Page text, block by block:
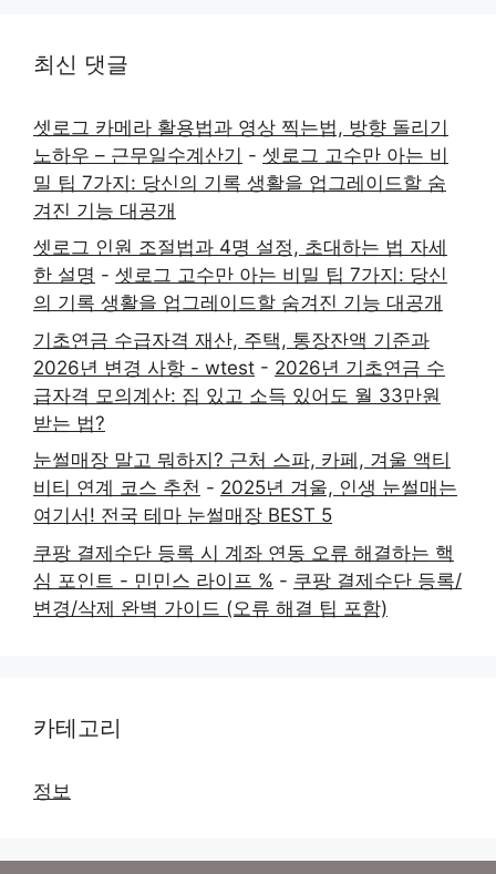
최신 댓글
셋로그 카메라 활용법과 영상 찍는법, 방향 돌리기
노하우 – 근무일수계산기 - 셋로그 고수만 아는 비
밀 팁 7가지: 당신의 기록 생활을 업그레이드할 숨
겨진 기능 대공개
셋로그 인원 조절법과 4명 설정, 초대하는 법 자세
한 설명 - 셋로그 고수만 아는 비밀 팁 7가지: 당신
의 기록 생활을 업그레이드할 숨겨진 기능 대공개
기초연금 수급자격 재산, 주택, 통장잔액 기준과
2026년 변경 사항 - wtest - 2026년 기초연금 수
급자격 모의계산: 집 있고 소득 있어도 월 33만원
받는 법?
눈썰매장 말고 뭐하지? 근처 스파, 카페, 겨울 액티
비티 연계 코스 추천 - 2025년 겨울, 인생 눈썰매는
여기서! 전국 테마 눈썰매장 BEST 5
쿠팡 결제수단 등록 시 계좌 연동 오류 해결하는 핵
심 포인트 - 민민스 라이프 % - 쿠팡 결제수단 등록/
변경/삭제 완벽 가이드 (오류 해결 팁 포함)
카테고리
정보